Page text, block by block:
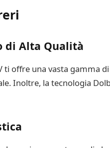
Alta Qualità
ti offre una vasta gamma
Inoltre, la tecnologia